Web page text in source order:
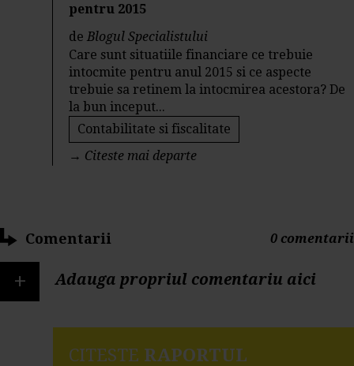
pentru 2015
deBlogul Specialistului
Care sunt situatiile financiare ce trebuie
intocmite pentru anul 2015 si ce aspecte
trebuie sa retinem la intocmirea acestora? De
la bun inceput...
Contabilitate si fiscalitate
→ Citeste mai departe
Comentarii 0 comentarii
+ Adauga propriul comentariu aici
CITESTE RAPORTUL